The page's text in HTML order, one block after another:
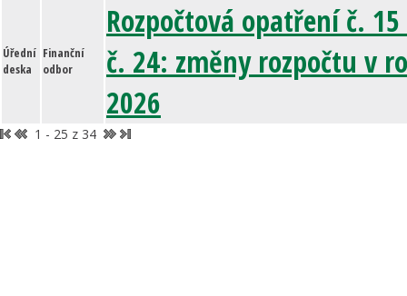
Úřední
deska
Finanční
odbor
Rozpočtová opatření č. 15
č. 24: změny rozpočtu v
2026
1 - 25 z 34